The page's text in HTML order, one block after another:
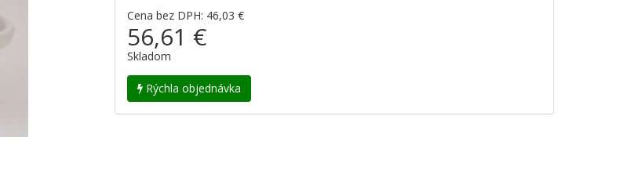
Cena bez DPH: 46,03 €
56,61 €
Skladom
Rýchla objednávka